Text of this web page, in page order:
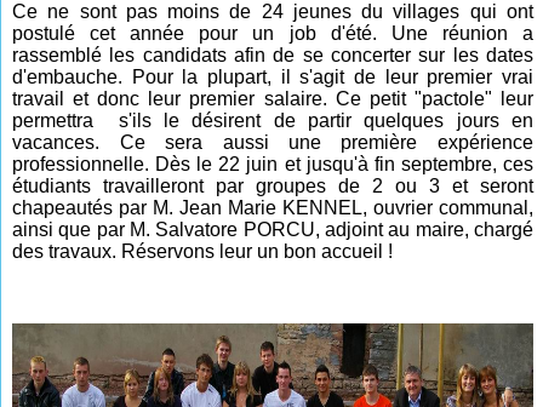
Ce ne sont pas moins de 24 jeunes du villages qui ont
postulé cet année pour un job d'été. Une réunion a
rassemblé les candidats afin de se concerter sur les dates
d'embauche. Pour la plupart, il s'agit de leur premier vrai
travail et donc leur premier salaire. Ce petit "pactole" leur
permettra s'ils le désirent de partir quelques jours en
vacances. Ce sera aussi une première expérience
professionnelle. Dès le 22 juin et jusqu'à fin septembre, ces
étudiants travailleront par groupes de 2 ou 3 et seront
chapeautés par M. Jean Marie KENNEL, ouvrier communal,
ainsi que par M. Salvatore PORCU, adjoint au maire, chargé
des travaux. Réservons leur un bon accueil !